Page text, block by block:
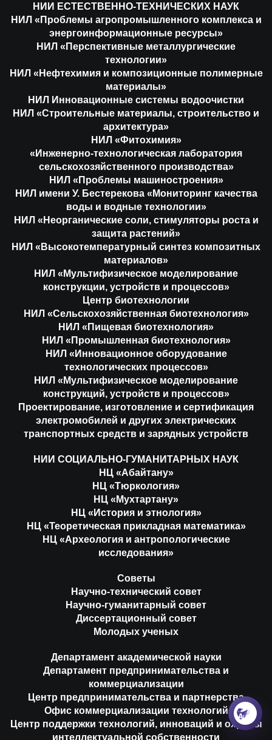
НИИ ЕСТЕСТВЕННО-ТЕХНИЧЕСКИХ НАУК
НИЛ «Проблемы агропромышленного комплекса и
энергоинформационные ресурсы»
НИЛ «Перспективные металлургические
технологии»
НИЛ «Нефтехимия и композиционные полимерные
материалы»
НИЛ Инновационные системы водоочистки
НИЛ «Строительные материалы, строительство и
архитектура»
НИЛ «Фитохимия»
«Инженерно-технологическая лаборатория
сельскохозяйственного производства»
НИЛ «Проблемы машиностроения»
НИЛ имени У. Бестерекова «Мониторинг качества
воды и водные технологии»
НИЛ «Неорганические соли, стимуляторы роста и
защита растений»
НИЛ «Высокотемпературный синтез композитных
материалов»
НИЛ «Мультифизическое моделирование
конструкции, устройств и процессов»
Центр биотехнологии
НИЛ «Сельскохозяйственная биотехнология»
НИЛ «Пищевая биотехнология»
НИЛ «Промышленная биотехнология»
НИЛ «Инновационное оборудование
технологических процессов»
НИЛ «Мультифизическое моделирование
конструкций, устройств и процессов»
Проектирование, изготовление и сертификация
электромобилей и других электрических
транспортных средств и зарядных устройств
НИИ СОЦИАЛЬНО-ГУМАНИТАРНЫХ НАУК
НЦ «Абайтану»
НЦ «Тюркология»
НЦ «Мухтартану»
НЦ «История и этнология»
НЦ «Теоретическая прикладная математика»
НЦ «Археология и антропологические
исследования»
Советы
Научно-технический совет
Научно-гуманитарный совет
Диссертационный совет
Молодых ученых
Департамент академической науки
Департамент предпринимательства и
коммерциализации
Центр предпринимательства и партнерства
Офис коммерциализации технологий
Центр поддержки технологий, инноваций и охраны
интеллектуальной собственности